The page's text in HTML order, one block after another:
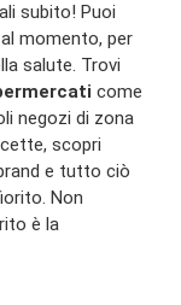
subito! Puoi
momento, per
salute. Trovi
come
negozi di zona
scopri
e tutto ciò
Non
è la